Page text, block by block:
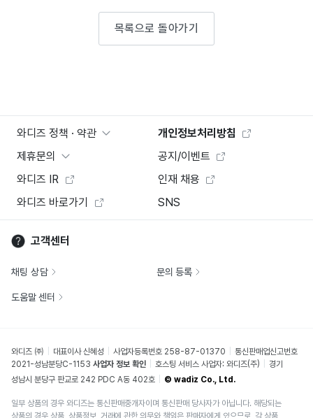
목록으로 돌아가기
와디즈 정책 · 약관
개인정보처리방침
제휴문의
공지/이벤트
와디즈 IR
인재 채용
와디즈 바로가기
SNS
고객센터
채팅 상담 문의 등록
도움말 센터
와디즈 ㈜ 대표이사 신혜성 사업자등록번호 258-87-01370
통신판매업신고번호
2021-성남분당C-1153 사업자 정보 확인 호스팅 서비스 사업자: 와디즈(주)
경기
성남시 분당구 판교로 242 PDC A동 402호
© wadiz Co., Ltd.
일부 상품의 경우 와디즈는 통신판매중개자이며 통신판매 당사자가 아닙니다. 해당되는
상품의 경우 상품, 상품정보, 거래에 관한 의무와 책임은 판매자에게 있으므로, 각 상품